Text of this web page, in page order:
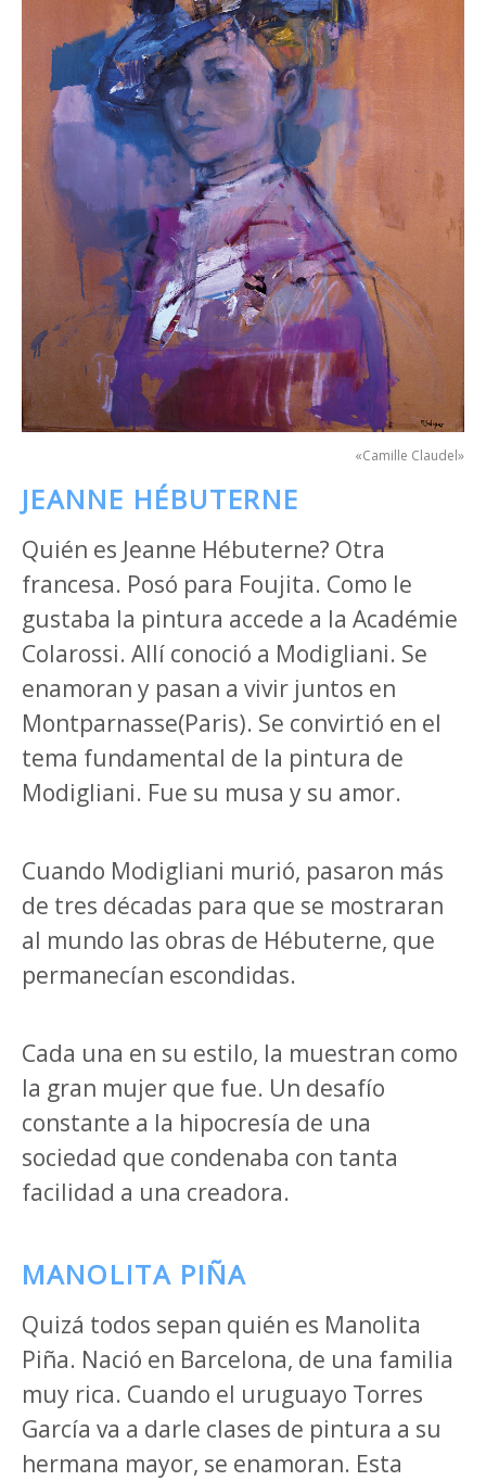
«Camille Claudel»
JEANNE HÉBUTERNE
Quién es Jeanne Hébuterne? Otra
francesa. Posó para Foujita. Como le
gustaba la pintura accede a la Académie
Colarossi. Allí conoció a Modigliani. Se
enamoran y pasan a vivir juntos en
Montparnasse(Paris). Se convirtió en el
tema fundamental de la pintura de
Modigliani. Fue su musa y su amor.
Cuando Modigliani murió, pasaron más
de tres décadas para que se mostraran
al mundo las obras de Hébuterne, que
permanecían escondidas.
Cada una en su estilo, la muestran como
la gran mujer que fue. Un desafío
constante a la hipocresía de una
sociedad que condenaba con tanta
facilidad a una creadora.
MANOLITA PIÑA
Quizá todos sepan quién es Manolita
Piña. Nació en Barcelona, de una familia
muy rica. Cuando el uruguayo Torres
García va a darle clases de pintura a su
hermana mayor, se enamoran. Esta